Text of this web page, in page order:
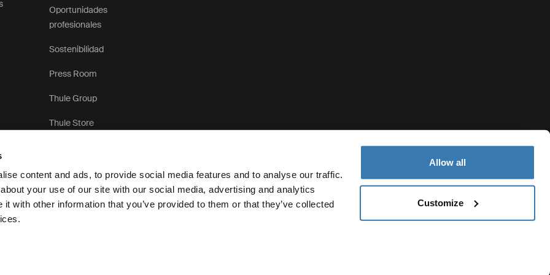
content and ads, to provide social media features and to analyse our traffic.
your use of our site with our social media, advertising and analytics
with other information that you’ve provided to them or that they’ve collected
Allow all
Customize
Oportunidades
profesionales
Sostenibilidad
Press Room
Thule Group
Thule Store
Aviso de privacidad Política de cookies Configuración de cookies Current market/